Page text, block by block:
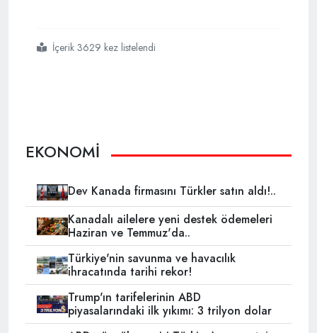
#borsa istanbul
#bıst 100 endeksi
#dünyanın en fazla değer kazanan piyasası
İçerik 3629 kez listelendi
EKONOMİ
Dev Kanada firmasını Türkler satın aldı!..
Kanadalı ailelere yeni destek ödemeleri
Haziran ve Temmuz'da..
Türkiye'nin savunma ve havacılık
ihracatında tarihi rekor!
Trump'ın tarifelerinin ABD
piyasalarındaki ilk yıkımı: 3 trilyon dolar